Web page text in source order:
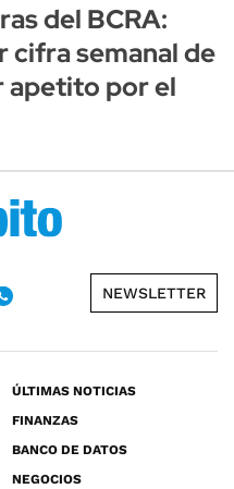
del BCRA:
cifra semanal de
apetito por el
NEWSLETTER
ÚLTIMAS NOTICIAS
FINANZAS
BANCO DE DATOS
NEGOCIOS